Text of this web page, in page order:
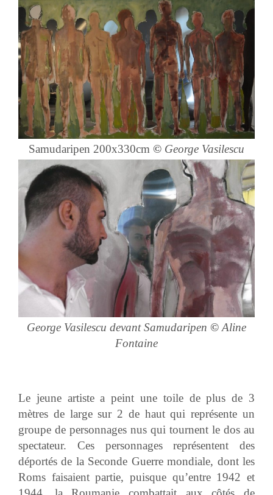
Samudaripen 200x330cm © George Vasilescu
George Vasilescu devant Samudaripen © Aline
Fontaine
Le jeune artiste a peint une toile de plus de 3
mètres de large sur 2 de haut qui représente un
groupe de personnages nus qui tournent le dos au
spectateur. Ces personnages représentent des
déportés de la Seconde Guerre mondiale, dont les
Roms faisaient partie, puisque qu’entre 1942 et